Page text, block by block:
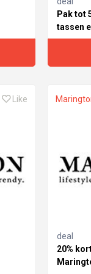
Pak tot
tassen
Like
deal
20%